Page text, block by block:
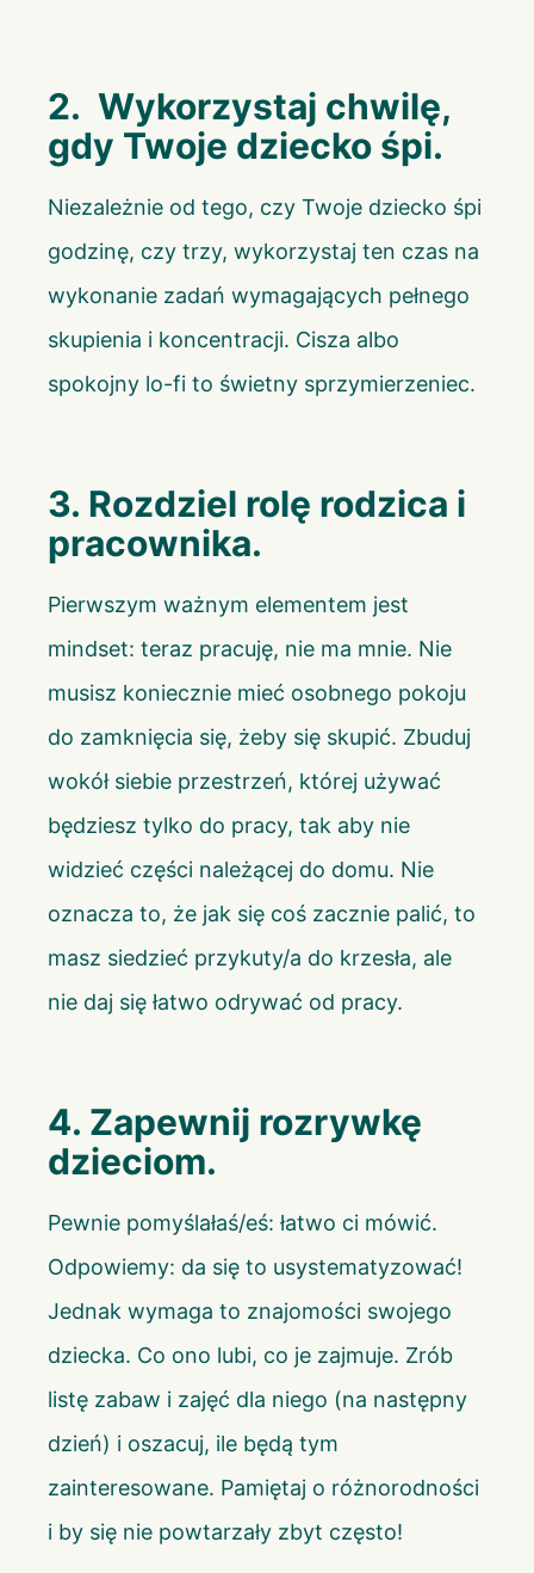
2. Wykorzystaj chwilę,
gdy Twoje dziecko śpi.
Niezależnie od tego, czy Twoje dziecko śpi
godzinę, czy trzy, wykorzystaj ten czas na
wykonanie zadań wymagających pełnego
skupienia i koncentracji. Cisza albo
spokojny lo-fi to świetny sprzymierzeniec.
3. Rozdziel rolę rodzica i
pracownika.
Pierwszym ważnym elementem jest
mindset: teraz pracuję, nie ma mnie. Nie
musisz koniecznie mieć osobnego pokoju
do zamknięcia się, żeby się skupić. Zbuduj
wokół siebie przestrzeń, której używać
będziesz tylko do pracy, tak aby nie
widzieć części należącej do domu. Nie
oznacza to, że jak się coś zacznie palić, to
masz siedzieć przykuty/a do krzesła, ale
nie daj się łatwo odrywać od pracy.
4. Zapewnij rozrywkę
dzieciom.
Pewnie pomyślałaś/eś: łatwo ci mówić.
Odpowiemy: da się to usystematyzować!
Jednak wymaga to znajomości swojego
dziecka. Co ono lubi, co je zajmuje. Zrób
listę zabaw i zajęć dla niego (na następny
dzień) i oszacuj, ile będą tym
zainteresowane. Pamiętaj o różnorodności
i by się nie powtarzały zbyt często!